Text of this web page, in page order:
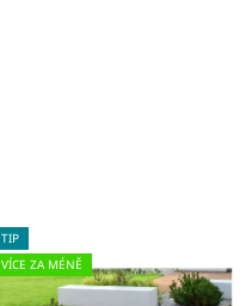
TIP
VÍCE ZA MÉNĚ